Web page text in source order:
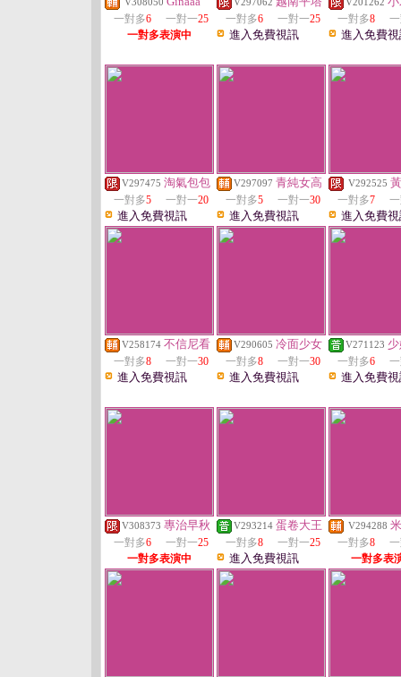
一對多6 一對一25
一對多表演中
一對多6 一對一25
進入免費視訊
一對多8
進入免費
V297475 淘氣包包
一對多5 一對一20
進入免費視訊
V297097 青純女高
一對多5 一對一30
進入免費視訊
V292525
一對多7
進入免費
V258174 不信尼看
一對多8 一對一30
進入免費視訊
V290605 冷面少女
一對多8 一對一30
進入免費視訊
V271123
一對多6
進入免費
V308373 專治早秋
一對多6 一對一25
一對多表演中
V293214 蛋卷大王
一對多8 一對一25
進入免費視訊
V294288
一對多8
一對多表